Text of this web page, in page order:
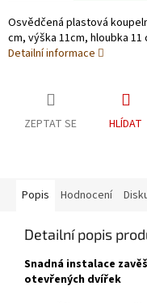
Osvědčená plastová
cm, výška 11cm, hloubka 11
Detailní informace
ZEPTAT SE HLÍDAT
Popis Hodnocení
Detailní popis
Snadná instalace
otevřených dvířek